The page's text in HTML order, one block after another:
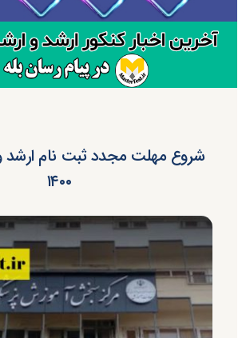
شروع مهلت مجدد ثبت نام ارشد
۱۴۰۰